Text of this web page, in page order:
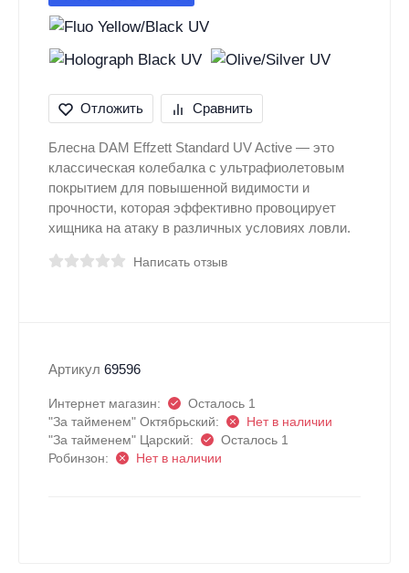
Отложить Сравнить
Блесна DAM Effzett Standard UV Active — это
классическая колебалка с ультрафиолетовым
покрытием для повышенной видимости и
прочности, которая эффективно провоцирует
хищника на атаку в различных условиях ловли.
Написать отзыв
Артикул 69596
Интернет магазин:
Осталось 1
"За тайменем" Октябрьский:
Нет в наличии
"За тайменем" Царский:
Осталось 1
Робинзон:
Нет в наличии